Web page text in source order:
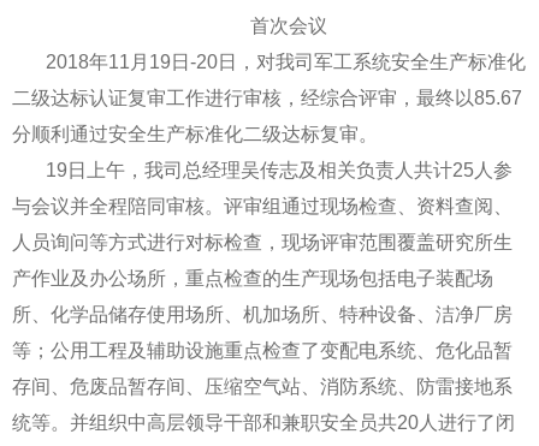
首次会议
2018年11月19日-20日，对我司军工系统安全生产标准化
二级达标认证复审工作进行审核，经综合评审，最终以85.67
分顺利通过安全生产标准化二级达标复审。
19日上午，我司总经理吴传志及相关负责人共计25人参
与会议并全程陪同审核。评审组通过现场检查、资料查阅、
人员询问等方式进行对标检查，现场评审范围覆盖研究所生
产作业及办公场所，重点检查的生产现场包括电子装配场
所、化学品储存使用场所、机加场所、特种设备、洁净厂房
等；公用工程及辅助设施重点检查了变配电系统、危化品暂
存间、危废品暂存间、压缩空气站、消防系统、防雷接地系
统等。并组织中高层领导干部和兼职安全员共20人进行了闭